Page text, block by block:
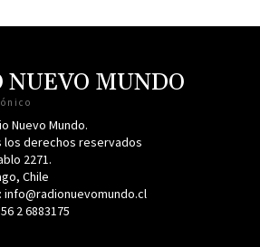
NUEVO MUNDO
Nuevo Mundo.
los derechos reservados
2271.
Chile
info@radionuevomundo.cl
2 6883175